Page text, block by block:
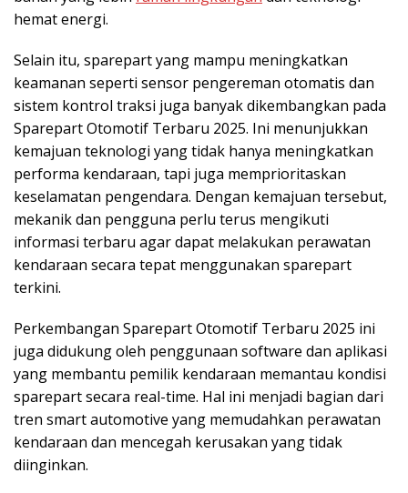
hemat energi.
Selain itu, sparepart yang mampu meningkatkan
keamanan seperti sensor pengereman otomatis dan
sistem kontrol traksi juga banyak dikembangkan pada
Sparepart Otomotif Terbaru 2025. Ini menunjukkan
kemajuan teknologi yang tidak hanya meningkatkan
performa kendaraan, tapi juga memprioritaskan
keselamatan pengendara. Dengan kemajuan tersebut,
mekanik dan pengguna perlu terus mengikuti
informasi terbaru agar dapat melakukan perawatan
kendaraan secara tepat menggunakan sparepart
terkini.
Perkembangan Sparepart Otomotif Terbaru 2025 ini
juga didukung oleh penggunaan software dan aplikasi
yang membantu pemilik kendaraan memantau kondisi
sparepart secara real-time. Hal ini menjadi bagian dari
tren smart automotive yang memudahkan perawatan
kendaraan dan mencegah kerusakan yang tidak
diinginkan.